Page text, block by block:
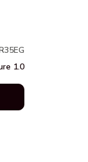
1.0